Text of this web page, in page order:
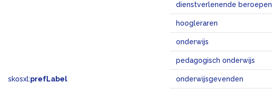
dienstverlenende beroepen
hoogleraren
onderwijs
pedagogisch onderwijs
skosxl:prefLabel onderwijsgevenden